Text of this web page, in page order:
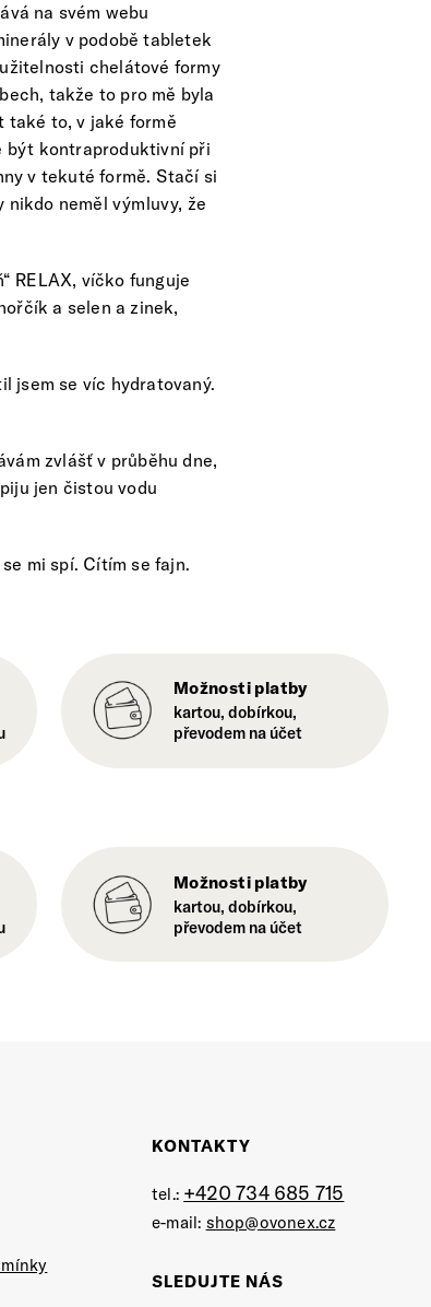
na svém webu
v podobě tabletek
chelátové formy
takže to pro mě byla
také to, v jaké formě
být kontraproduktivní při
v tekuté formě. Stačí si
neměl výmluvy, že
RELAX, víčko funguje
a selen a zinek,
jsem se víc hydratovaný.
zvlášť v průběhu dne,
jen čistou vodu
mi spí. Cítím se fajn.
Možnosti platby
kartou, dobírkou,
převodem na účet
Možnosti platby
kartou, dobírkou,
převodem na účet
KONTAKTY
tel.: +420 734 685 715
e-mail: shop@ovonex.cz
SLEDUJTE NÁS